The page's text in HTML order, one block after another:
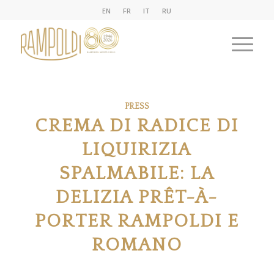
EN FR IT RU
PRESS
CREMA DI RADICE DI
LIQUIRIZIA
SPALMABILE: LA
DELIZIA PRÊT-À-
PORTER RAMPOLDI E
ROMANO